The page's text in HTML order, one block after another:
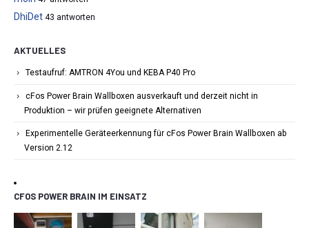
DhiDet 43 antworten
AKTUELLES
Testaufruf: AMTRON 4You und KEBA P40 Pro
cFos Power Brain Wallboxen ausverkauft und derzeit nicht in
Produktion – wir prüfen geeignete Alternativen
Experimentelle Geräteerkennung für cFos Power Brain Wallboxen ab
Version 2.12
CFOS POWER BRAIN IM EINSATZ